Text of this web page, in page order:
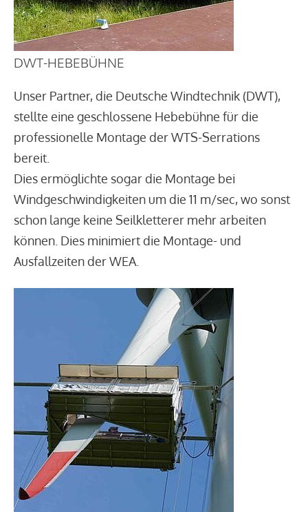
DWT-HEBEBÜHNE
Unser Partner, die Deutsche Windtechnik (DWT),
stellte eine geschlossene Hebebühne für die
professionelle Montage der WTS-Serrations
bereit.
Dies ermöglichte sogar die Montage bei
Windgeschwindigkeiten um die 11 m/sec, wo sonst
schon lange keine Seilkletterer mehr arbeiten
können. Dies minimiert die Montage- und
Ausfallzeiten der WEA.